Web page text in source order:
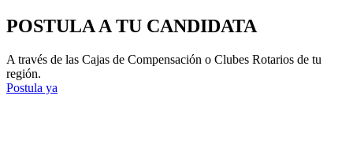
POSTULA A TU CANDIDATA
A través de las Cajas de Compensación o Clubes Rotarios de tu
región.
Postula ya